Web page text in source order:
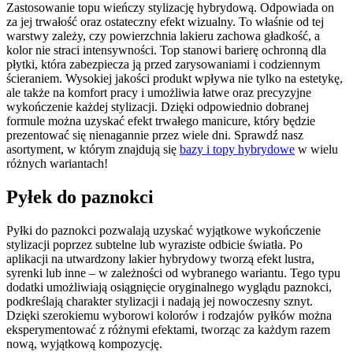
Zastosowanie topu wieńczy stylizację hybrydową. Odpowiada on
za jej trwałość oraz ostateczny efekt wizualny. To właśnie od tej
warstwy zależy, czy powierzchnia lakieru zachowa gładkość, a
kolor nie straci intensywności. Top stanowi barierę ochronną dla
płytki, która zabezpiecza ją przed zarysowaniami i codziennym
ścieraniem. Wysokiej jakości produkt wpływa nie tylko na estetykę,
ale także na komfort pracy i umożliwia łatwe oraz precyzyjne
wykończenie każdej stylizacji. Dzięki odpowiednio dobranej
formule można uzyskać efekt trwałego manicure, który będzie
prezentować się nienagannie przez wiele dni. Sprawdź nasz
asortyment, w którym znajdują się bazy i topy hybrydowe w wielu
różnych wariantach!
Pyłek do paznokci
Pyłki do paznokci pozwalają uzyskać wyjątkowe wykończenie
stylizacji poprzez subtelne lub wyraziste odbicie światła. Po
aplikacji na utwardzony lakier hybrydowy tworzą efekt lustra,
syrenki lub inne – w zależności od wybranego wariantu. Tego typu
dodatki umożliwiają osiągnięcie oryginalnego wyglądu paznokci,
podkreślają charakter stylizacji i nadają jej nowoczesny sznyt.
Dzięki szerokiemu wyborowi kolorów i rodzajów pyłków można
eksperymentować z różnymi efektami, tworząc za każdym razem
nową, wyjątkową kompozycję.